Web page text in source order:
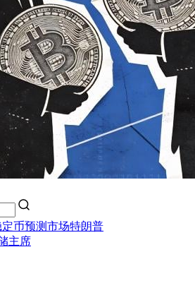
币预测市场特朗普
主席